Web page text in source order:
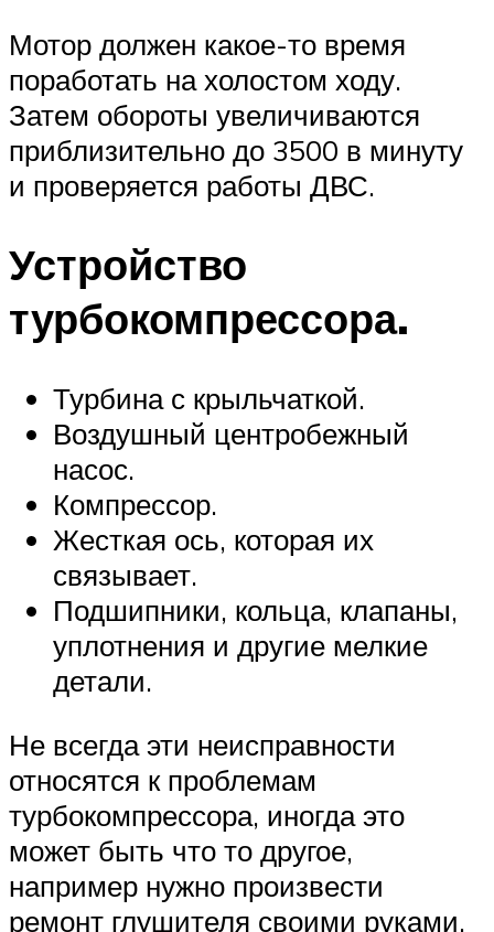
Мотор должен какое-то время
поработать на холостом ходу.
Затем обороты увеличиваются
приблизительно до 3500 в минуту
и проверяется работы ДВС.
Устройство
турбокомпрессора.
Турбина с крыльчаткой.
Воздушный центробежный
насос.
Компрессор.
Жесткая ось, которая их
связывает.
Подшипники, кольца, клапаны,
уплотнения и другие мелкие
детали.
Не всегда эти неисправности
относятся к проблемам
турбокомпрессора, иногда это
может быть что то другое,
например нужно произвести
ремонт глушителя своими руками.